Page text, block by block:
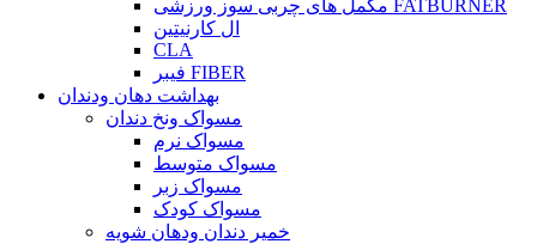
مکمل های چربی سوز ورزشی FATBURNER
ال کارنیتین
CLA
فیبر FIBER
بهداشت دهان ودندان
مسواک ونخ دندان
مسواک نرم
مسواک متوسط
مسواک زبر
مسواک کودک
خمیر دندان ودهان شویه